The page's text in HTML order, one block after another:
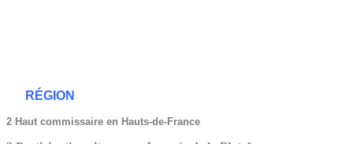
RÉGION
2 Haut commissaire en Hauts-de-France